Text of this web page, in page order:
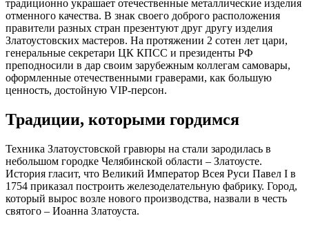
традиционно украшает отечественные металлические изделия
отменного качества. В знак своего доброго расположения
правители разных стран презентуют друг другу изделия
Златоустовских мастеров. На протяжении 2 сотен лет цари,
генеральные секретари ЦК КПСС и президенты РФ
преподносили в дар своим зарубежным коллегам самовары,
оформленные отечественными граверами, как большую
ценность, достойную VIP-персон.
Традиции, которыми гордимся
Техника Златоустовской гравюры на стали зародилась в
небольшом городке Челябинской области – Златоусте.
История гласит, что Великий Император Всея Руси Павел I в
1754 приказал построить железоделательную фабрику. Город,
который вырос возле нового производства, назвали в честь
святого – Иоанна Златоуста.